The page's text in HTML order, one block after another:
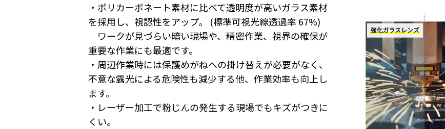
・ポリカーボネート素材に比べて透明度が高いガラス素材
を採用し、視認性をアップ。 (標準可視光線透過率 67%)
ワークが見づらい暗い現場や、精密作業、視界の確保が
重要な作業にも最適です。
・周辺作業時には保護めがねへの掛け替えが必要がなく、
不意な露光による危険性も減少する他、作業効率も向上し
ます。
・レーザー加工で粉じんの発生する現場でもキズがつきに
くい。